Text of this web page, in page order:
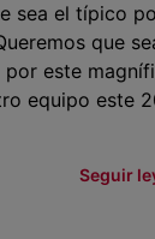
sea el típico
que
este
equipo este
Seguir